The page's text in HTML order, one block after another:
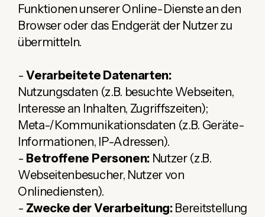
Funktionen unserer Online-Dienste an den
Browser oder das Endgerät der Nutzer zu
übermitteln.
-Verarbeitete Datenarten:
Nutzungsdaten (z.B. besuchte Webseiten,
Interesse an Inhalten, Zugriffszeiten);
Meta-/Kommunikationsdaten (z.B. Geräte-
Informationen, IP-Adressen).
- Betroffene Personen:Nutzer (z.B.
Webseitenbesucher, Nutzer von
Onlinediensten).
- Zwecke der Verarbeitung:Bereitstellung